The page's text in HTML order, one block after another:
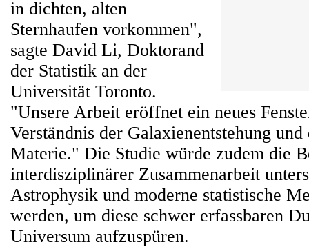
in dichten, alten
Sternhaufen vorkommen",
sagte David Li, Doktorand
der Statistik an der
Universität Toronto.
"Unsere Arbeit eröffnet ein neues
Verständnis der Galaxienentstehung
Materie." Die Studie würde zudem die
interdisziplinärer Zusammenarbeit
Astrophysik und moderne statistische
werden, um diese schwer erfassbaren
Universum aufzuspüren.